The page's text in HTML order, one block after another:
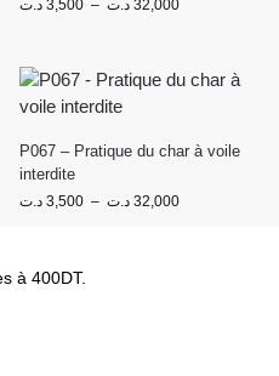
3,500 د.ت – 32,000 د.ت
P067 – Pratique du char à voile
interdite
3,500 د.ت – 32,000 د.ت
à 400DT.